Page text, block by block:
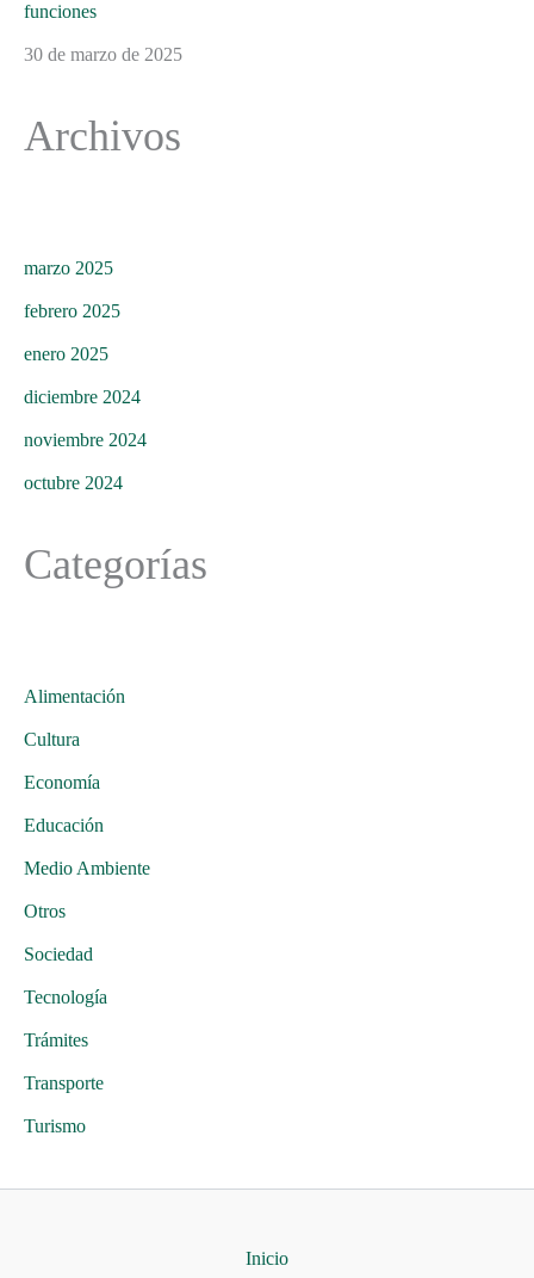
funciones
30 de marzo de 2025
Archivos
marzo 2025
febrero 2025
enero 2025
diciembre 2024
noviembre 2024
octubre 2024
Categorías
Alimentación
Cultura
Economía
Educación
Medio Ambiente
Otros
Sociedad
Tecnología
Trámites
Transporte
Turismo
Inicio